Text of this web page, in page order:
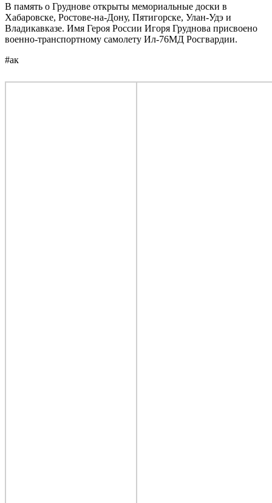
В память о Груднове открыты мемориальные доски в
Хабаровске, Ростове-на-Дону, Пятигорске, Улан-Удэ и
Владикавказе. Имя Героя России Игоря Груднова присвоено
военно-транспортному самолету Ил-76МД Росгвардии.
#ак